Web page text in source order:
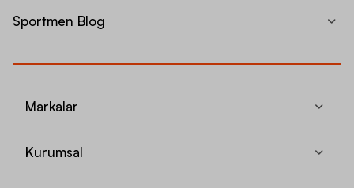
Sportmen Blog
Markalar
Kurumsal